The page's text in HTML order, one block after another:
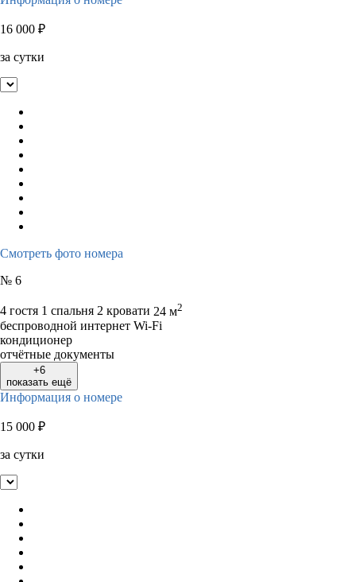
16 000 ₽
за сутки
Смотреть фото номера
№ 6
4 гостя 1 спальня 2 кровати 24 м2
беспроводной интернет Wi-Fi
кондиционер
отчётные документы
+6
показать ещё
Информация о номере
15 000 ₽
за сутки